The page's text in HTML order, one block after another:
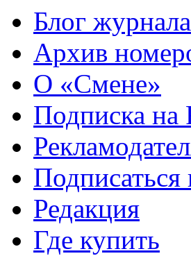
Блог журнала
Архив
О «Смене»
Подписка на
Подписаться
Редакция
Где купить